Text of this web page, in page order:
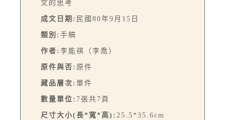
文的思考
成文日期: 民國80年9月15日
類別: 手稿
作者: 李能祺（李喬）
原件與否: 原件
藏品層次: 單件
數量單位: 7張共7頁
尺寸大小(長*寬*高): 25.5*35.6cm